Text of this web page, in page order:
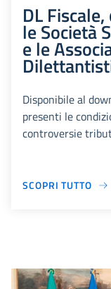
DL
le Società
e le
Disponibile al
presenti le
controversie
SCOPRI TUTTO